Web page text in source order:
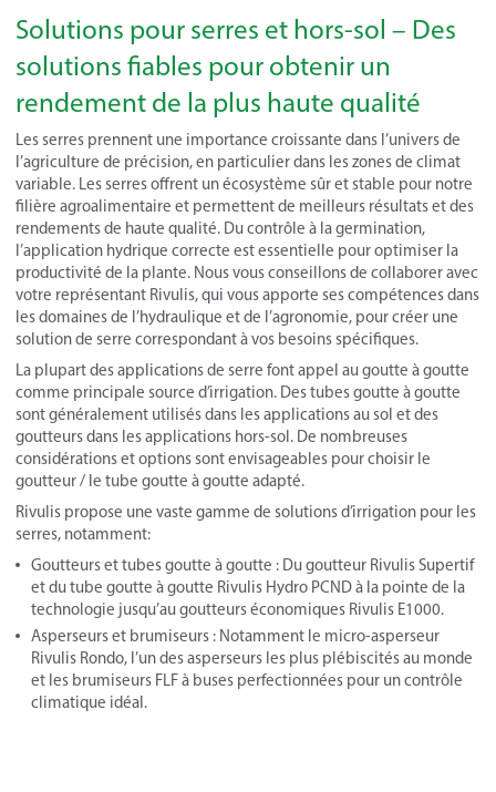
Solutions pour serres et hors-sol – Des
solutions fiables pour obtenir un
rendement de la plus haute qualité
Les serres prennent une importance croissante dans l’univers de
l’agriculture de précision, en particulier dans les zones de climat
variable. Les serres offrent un écosystème sûr et stable pour notre
filière agroalimentaire et permettent de meilleurs résultats et des
rendements de haute qualité. Du contrôle à la germination,
l’application hydrique correcte est essentielle pour optimiser la
productivité de la plante. Nous vous conseillons de collaborer avec
votre représentant Rivulis, qui vous apporte ses compétences dans
les domaines de l’hydraulique et de l’agronomie, pour créer une
solution de serre correspondant à vos besoins spécifiques.
La plupart des applications de serre font appel au goutte à goutte
comme principale source d’irrigation. Des tubes goutte à goutte
sont généralement utilisés dans les applications au sol et des
goutteurs dans les applications hors-sol. De nombreuses
considérations et options sont envisageables pour choisir le
goutteur / le tube goutte à goutte adapté.
Rivulis propose une vaste gamme de solutions d’irrigation pour les
serres, notamment:
Goutteurs et tubes goutte à goutte : Du goutteur Rivulis Supertif
et du tube goutte à goutte Rivulis Hydro PCND à la pointe de la
technologie jusqu’au goutteurs économiques Rivulis E1000.
Asperseurs et brumiseurs : Notamment le micro-asperseur
Rivulis Rondo, l’un des asperseurs les plus plébiscités au monde
et les brumiseurs FLF à buses perfectionnées pour un contrôle
climatique idéal.